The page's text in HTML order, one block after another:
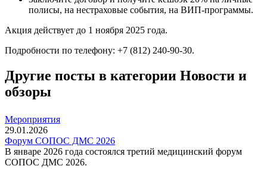
полисы, на нестраховые события, на ВИП-программы.
Акция действует до 1 ноября 2025 года.
Подробности по телефону: +7 (812) 240-90-30.
Другие посты в категории Новости и
обзоры
Мероприятия
29.01.2026
Форум СОПОС ДМС 2026
В январе 2026 года состоялся третий медицинский форум
СОПОС ДМС 2026.